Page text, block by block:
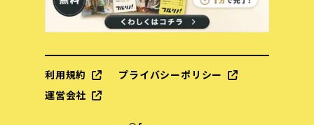
利用規約
プライバシーポリシー
運営会社